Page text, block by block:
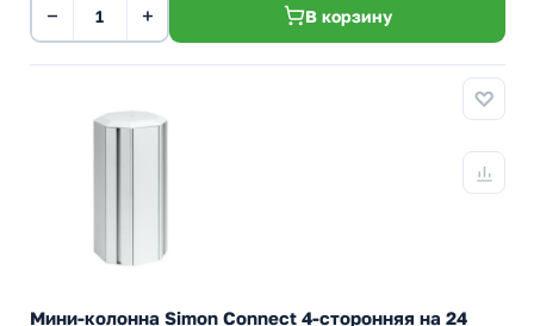
− + В корзину
Мини-колонна Simon Connect 4-сторонняя на 24